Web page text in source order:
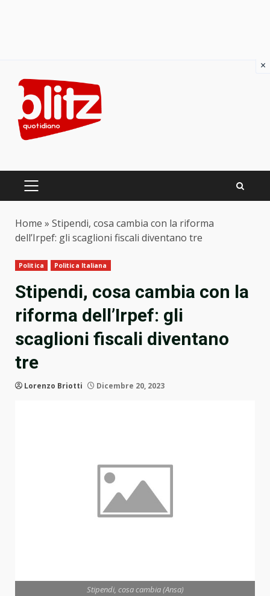
content
PRIMARY
Home » Stipendi, cosa cambia con la riforma
dell’Irpef: gli scaglioni fiscali diventano tre
Politica Politica Italiana
Stipendi, cosa cambia con la
riforma dell’Irpef: gli
scaglioni fiscali diventano
tre
Lorenzo Briotti Dicembre 20, 2023
Stipendi, cosa cambia (Ansa)
×